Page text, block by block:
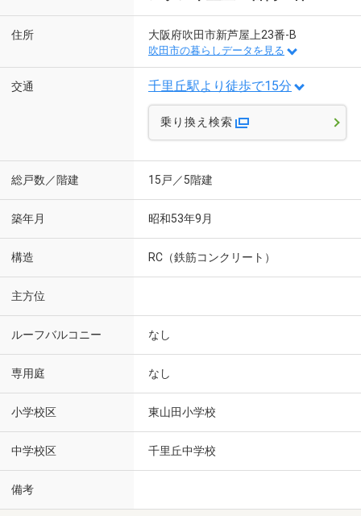
住所 大阪府吹田市新芦屋上23番-B
吹田市の暮らしデータを見る
交通 千里丘駅より徒歩で15分
乗り換え検索
総戸数／階建 15戸／5階建
築年月 昭和53年9月
構造 RC（鉄筋コンクリート）
主方位
ルーフバルコニー なし
専用庭 なし
小学校区 東山田小学校
中学校区 千里丘中学校
備考